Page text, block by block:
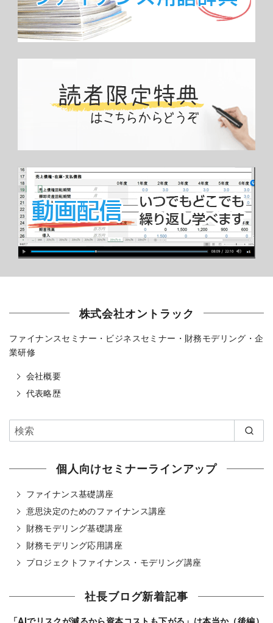
株式会社オントラック
ファイナンスセミナー・ビジネスセミナー・財務モデリング・企
業研修
会社概要
代表略歴
個人向けセミナーラインアップ
ファイナンス基礎講座
意思決定のためのファイナンス講座
財務モデリング基礎講座
財務モデリング応用講座
プロジェクトファイナンス・モデリング講座
社長ブログ新着記事
「AIでリスクが減るから資本コストも下がる」は本当か（後編）